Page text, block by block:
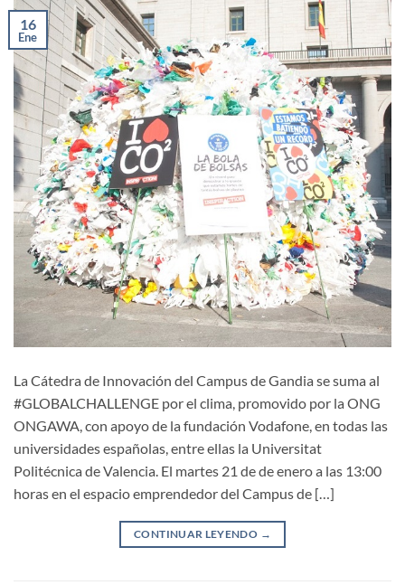
16
Ene
La Cátedra de Innovación del Campus de Gandia se suma al
#GLOBALCHALLENGE por el clima, promovido por la ONG
ONGAWA, con apoyo de la fundación Vodafone, en todas las
universidades españolas, entre ellas la Universitat
Politécnica de Valencia. El martes 21 de de enero a las 13:00
horas en el espacio emprendedor del Campus de […]
CONTINUAR LEYENDO →